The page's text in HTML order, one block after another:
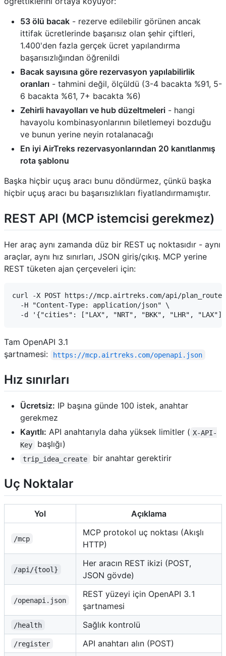
53 ölü bacak - rezerve edilebilir görünen ancak
ittifak ücretlerinde başarısız olan şehir çiftleri,
1.400'den fazla gerçek ücret yapılandırma
başarısızlığından öğrenildi
Bacak sayısına göre rezervasyon yapılabilirlik
oranları - tahmini değil, ölçüldü (3-4 bacakta %91, 5-
6 bacakta %61, 7+ bacakta %6)
Zehirli havayolları ve hub düzeltmeleri - hangi
havayolu kombinasyonlarının biletlemeyi bozduğu
ve bunun yerine neyin rotalanacağı
En iyi AirTreks rezervasyonlarından 20 kanıtlanmış
rota şablonu
Başka hiçbir uçuş aracı bunu döndürmez, çünkü başka
hiçbir uçuş aracı bu başarısızlıkları fiyatlandırmamıştır.
REST API (MCP istemcisi gerekmez)
Her araç aynı zamanda düz bir REST uç noktasıdır - aynı
araçlar, aynı hız sınırları, JSON giriş/çıkış. MCP yerine
REST tüketen ajan çerçeveleri için:
curl -X POST https://mcp.airtreks.com/api/
  -H "Content-Type: application/json" \
Tam OpenAPI 3.1
şartnamesi:
https://mcp.airtreks.com/openapi.json
Hız sınırları
Ücretsiz: IP başına günde 100 istek, anahtar
gerekmez
Kayıtlı: API anahtarıyla daha yüksek limitler ( X-API-
Key
başlığı)
trip_idea_create bir anahtar gerektirir
Uç Noktalar
Yol Açıklama
/mcp
MCP protokol uç noktası (Akışlı
HTTP)
/api/{tool}
Her aracın REST ikizi (POST,
JSON gövde)
/openapi.json
REST yüzeyi için OpenAPI 3.1
şartnamesi
/health Sağlık kontrolü
/register API anahtarı alın (POST)